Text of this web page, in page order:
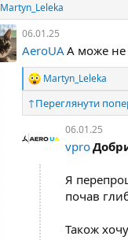
Martyn_Leleka
06.01.25
AeroUAА може не
Р
а
ц
і
Martyn_Leleka
↑Переглянути
06.01.25
vpro
Я
почав
Також